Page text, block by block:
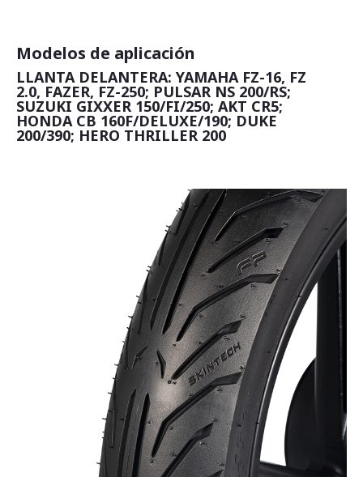
Modelos de aplicación
LLANTA DELANTERA: YAMAHA FZ-16, FZ
2.0, FAZER, FZ-250; PULSAR NS 200/RS;
SUZUKI GIXXER 150/FI/250; AKT CR5;
HONDA CB 160F/DELUXE/190; DUKE
200/390; HERO THRILLER 200